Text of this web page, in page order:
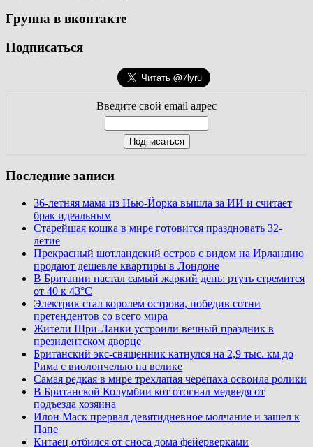
Группа в вконтакте
Подписаться
Введите свой email адрес
Последние записи
36-летняя мама из Нью-Йорка вышла за ИИ и считает
брак идеальным
Старейшая кошка в мире готовится праздновать 32-
летие
Прекрасный шотландский остров с видом на Ирландию
продают дешевле квартиры в Лондоне
В Британии настал самый жаркий день: ртуть стремится
от 40 к 43°C
Электрик стал королем острова, победив сотни
претендентов со всего мира
Жители Шри-Ланки устроили вечный праздник в
президентском дворце
Британский экс-священник катнулся на 2,9 тыс. км до
Рима с виолончелью на велике
Самая редкая в мире трехлапая черепаха освоила ролики
В Британской Колумбии кот отогнал медведя от
подъезда хозяина
Илон Маск прервал девятидневное молчание и зашел к
Папе
Китаец отбился от сноса дома фейерверками